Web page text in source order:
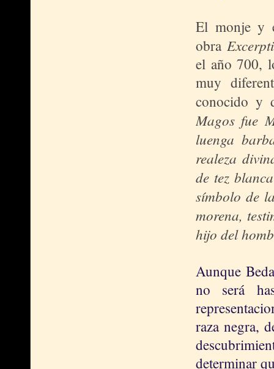
El monje y
obra
el año 700,
muy
conocido y
Magos fue
luenga
realeza
de tez
símbolo de
morena,
hijo del
Aunque
no será
raza negra,
determinar